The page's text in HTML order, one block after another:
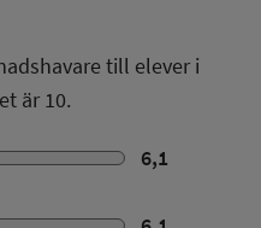
till elever i
är 10.
6,1